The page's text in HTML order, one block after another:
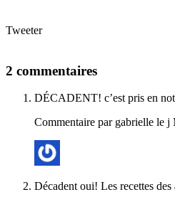
Tweeter
2 commentaires
DÉCADENT! c’est pris en
Commentaire par gabrielle le j
Décadent oui! Les recettes des